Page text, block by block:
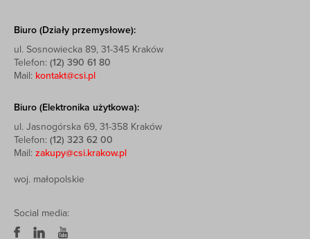
Biuro (Działy przemysłowe):
ul. Sosnowiecka 89, 31-345 Kraków
Telefon: (12) 390 61 80
Mail: kontakt@csi.pl
Biuro (Elektronika użytkowa):
ul. Jasnogórska 69, 31-358 Kraków
Telefon: (12) 323 62 00
Mail: zakupy@csi.krakow.pl
woj. małopolskie
Social media: